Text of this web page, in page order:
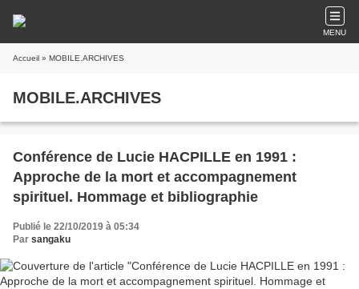
MENU
Accueil » MOBILE.ARCHIVES
MOBILE.ARCHIVES
Conférence de Lucie HACPILLE en 1991 :
Approche de la mort et accompagnement
spirituel. Hommage et bibliographie
Publié le 22/10/2019 à 05:34
Par sangaku